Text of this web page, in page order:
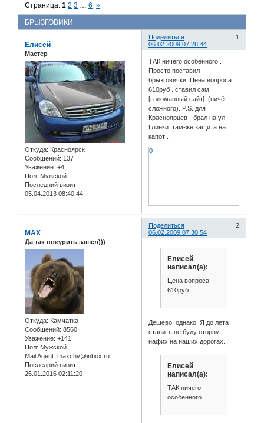
БРЫЗГОВИКИ
Страница:1 2 3 6 »
Поделиться
1
06.02.2009 07:28:44
Елисей
Мастер
Откуда: Красноярск
Сообщений: 137
Уважение: +4
Пол: Мужской
Последний визит:
05.04.2013 08:40:44
ТАК ничего особенного .
Просто поставил
брызговички. Цена вопроса
610руб . ставил сам
[взломанный сайт] (ничё
сложного). P.S. для
Красноярцев - брал на ул
Глинки. там-же защита на
капот .
0
Поделиться
2
06.02.2009 07:30:54
MAX
Да так покурить зашел)))
Откуда: Камчатка
Сообщений: 8560
Уважение: +141
Пол: Мужской
Mail Agent: maxchv@inbox.ru
Последний визит:
26.01.2016 02:11:20
Елисей
написал(а):
Цена вопроса
610руб
Дешево, однако! Я до лета
ставить не буду оторву
нафих на наших дорогах.
Елисей
написал(а):
ТАК ничего
особенного